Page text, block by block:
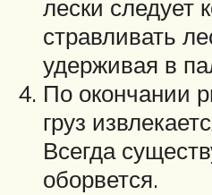
лески следует
стравливать
удерживая в
По окончании
груз
Всегда
оборвется.